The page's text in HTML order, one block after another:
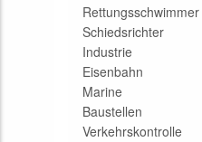
Rettungsschwimmer
Schiedsrichter
Industrie
Eisenbahn
Marine
Baustellen
Verkehrskontrolle